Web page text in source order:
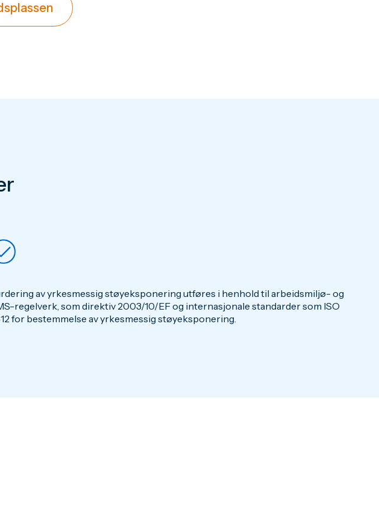
av yrkesmessig støyeksponering utføres i henhold til arbeidsmiljø- og
regelverk, som direktiv 2003/10/EF og internasjonale standarder som ISO
for bestemmelse av yrkesmessig støyeksponering.